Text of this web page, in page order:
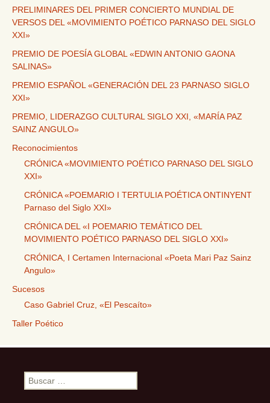
PRELIMINARES DEL PRIMER CONCIERTO MUNDIAL DE
VERSOS DEL «MOVIMIENTO POÉTICO PARNASO DEL SIGLO
XXI»
PREMIO DE POESÍA GLOBAL «EDWIN ANTONIO GAONA
SALINAS»
PREMIO ESPAÑOL «GENERACIÓN DEL 23 PARNASO SIGLO
XXI»
PREMIO, LIDERAZGO CULTURAL SIGLO XXI, «MARÍA PAZ
SAINZ ANGULO»
Reconocimientos
CRÓNICA «MOVIMIENTO POÉTICO PARNASO DEL SIGLO
XXI»
CRÓNICA «POEMARIO I TERTULIA POÉTICA ONTINYENT
Parnaso del Siglo XXI»
CRÓNICA DEL «I POEMARIO TEMÁTICO DEL
MOVIMIENTO POÉTICO PARNASO DEL SIGLO XXI»
CRÓNICA, I Certamen Internacional «Poeta Mari Paz Sainz
Angulo»
Sucesos
Caso Gabriel Cruz, «El Pescaíto»
Taller Poético
Buscar: